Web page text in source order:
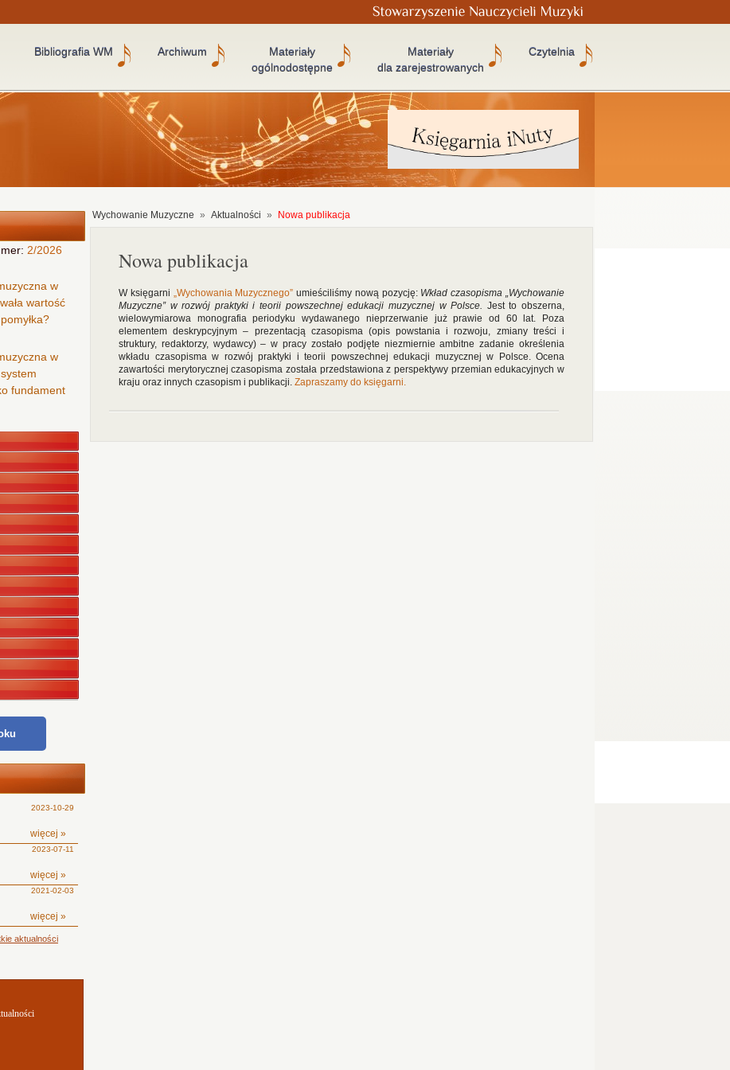
Bibliografia WM Archiwum
Materiały
ogólnodostępne
Materiały
dla zarejestrowanych
Czytelnia
2/2026
w
wartość
w
fundament
2023-10-29
więcej »
2023-07-11
więcej »
2021-02-03
więcej »
aktualności
Wychowanie Muzyczne » Aktualności » Nowa publikacja
Nowa publikacja
W księgarni „Wychowania Muzycznego”umieściliśmy nową pozycję: Wkład czasopisma „Wychowanie
Muzyczne” w rozwój praktyki i teorii powszechnej edukacji muzycznej w Polsce. Jest to obszerna,
wielowymiarowa monografia periodyku wydawanego nieprzerwanie już prawie od 60 lat. Poza
elementem deskrypcyjnym – prezentacją czasopisma (opis powstania i rozwoju, zmiany treści i
struktury, redaktorzy, wydawcy) – w pracy zostało podjęte niezmiernie ambitne zadanie określenia
wkładu czasopisma w rozwój praktyki i teorii powszechnej edukacji muzycznej w Polsce. Ocena
zawartości merytorycznej czasopisma została przedstawiona z perspektywy przemian edukacyjnych w
kraju oraz innych czasopism i publikacji. Zapraszamy do księgarni.